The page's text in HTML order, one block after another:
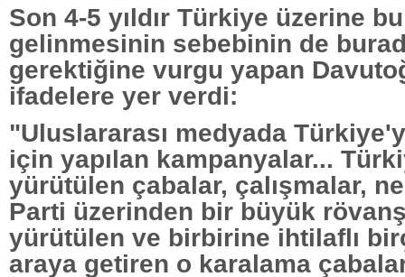
Son 4-5 yıldır Türkiye üzerine
gelinmesinin sebebinin de
gerektiğine vurgu yapan
ifadelere yer verdi:
"Uluslararası medyada
için yapılan kampanyalar...
yürütülen çabalar, çalışmalar,
Parti üzerinden bir büyük
yürütülen ve birbirine ihtilaflı
araya getiren o karalama